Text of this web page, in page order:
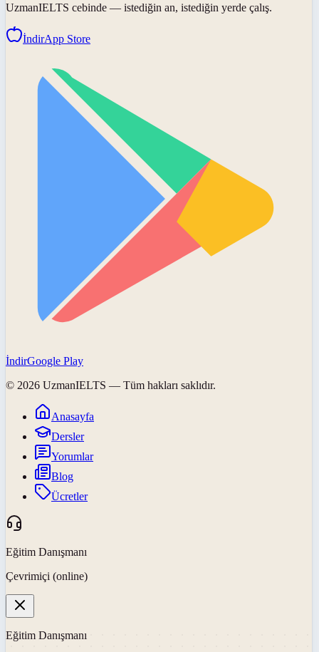
UzmanIELTS cebinde — istediğin an, istediğin yerde çalış.
İndirApp Store
İndirGoogle Play
© 2026 UzmanIELTS — Tüm hakları saklıdır.
Anasayfa
Dersler
Yorumlar
Blog
Ücretler
Eğitim Danışmanı
Çevrimiçi (online)
Eğitim Danışmanı